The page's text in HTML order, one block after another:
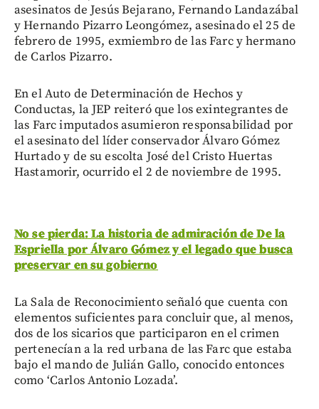
asesinatos de Jesús Bejarano, Fernando Landazábal
y Hernando Pizarro Leongómez, asesinado el 25 de
febrero de 1995, exmiembro de las Farc y hermano
de Carlos Pizarro.
En el Auto de Determinación de Hechos y
Conductas, la JEP reiteró que los exintegrantes de
las Farc imputados asumieron responsabilidad por
el asesinato del líder conservador Álvaro Gómez
Hurtado y de su escolta José del Cristo Huertas
Hastamorir, ocurrido el 2 de noviembre de 1995.
No se pierda: La historia de admiración de De la
Espriella por Álvaro Gómez y el legado que busca
preservar en su gobierno
La Sala de Reconocimiento señaló que cuenta con
elementos suficientes para concluir que, al menos,
dos de los sicarios que participaron en el crimen
pertenecían a la red urbana de las Farc que estaba
bajo el mando de Julián Gallo, conocido entonces
como ‘Carlos Antonio Lozada’.